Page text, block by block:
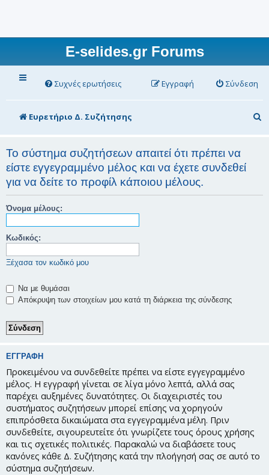
E-selides.gr Forums
Συχνές ερωτήσεις Σύνδεση
Εγγραφή
Ευρετήριο Δ. Συζήτησης
ν
Το σύστημα συζητήσεων απαιτεί ότι πρέπει να
είστε εγγεγραμμένο μέλος και να έχετε συνδεθεί
για να δείτε το προφίλ κάποιου μέλους.
Όνομα μέλους:
Κωδικός:
Ξέχασα τον κωδικό μου
Να με θυμάσαι
Απόκρυψη των στοιχείων μου κατά τη διάρκεια της σύνδεσης
ΕΓΓΡΑΦΉ
Προκειμένου να συνδεθείτε πρέπει να είστε εγγεγραμμένο
μέλος. Η εγγραφή γίνεται σε λίγα μόνο λεπτά, αλλά σας
παρέχει αυξημένες δυνατότητες. Οι διαχειριστές του
συστήματος συζητήσεων μπορεί επίσης να χορηγούν
επιπρόσθετα δικαιώματα στα εγγεγραμμένα μέλη. Πριν
συνδεθείτε, σιγουρευτείτε ότι γνωρίζετε τους όρους χρήσης
και τις σχετικές πολιτικές. Παρακαλώ να διαβάσετε τους
κανόνες κάθε Δ. Συζήτησης κατά την πλοήγησή σας σε αυτό το
σύστημα συζητήσεων.